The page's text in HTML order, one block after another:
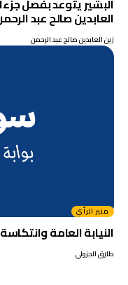
البشير يتوعد بفصل
العابدين صالح عبد
زين العابدين صالح عبد الرحمن
منبر الرأي
النيابة العامة
طارق الجزولي